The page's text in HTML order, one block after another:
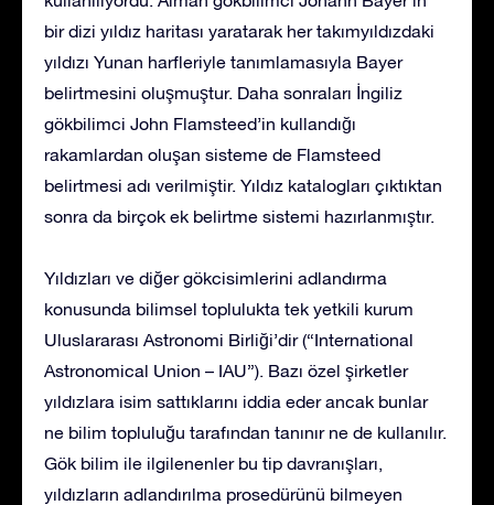
bir dizi yıldız haritası yaratarak her takımyıldızdaki
yıldızı Yunan harfleriyle tanımlamasıyla Bayer
belirtmesini oluşmuştur. Daha sonraları İngiliz
gökbilimci John Flamsteed’in kullandığı
rakamlardan oluşan sisteme de Flamsteed
belirtmesi adı verilmiştir. Yıldız katalogları çıktıktan
sonra da birçok ek belirtme sistemi hazırlanmıştır.
Yıldızları ve diğer gökcisimlerini adlandırma
konusunda bilimsel toplulukta tek yetkili kurum
Uluslararası Astronomi Birliği’dir (“International
Astronomical Union – IAU”). Bazı özel şirketler
yıldızlara isim sattıklarını iddia eder ancak bunlar
ne bilim topluluğu tarafından tanınır ne de kullanılır.
Gök bilim ile ilgilenenler bu tip davranışları,
yıldızların adlandırılma prosedürünü bilmeyen